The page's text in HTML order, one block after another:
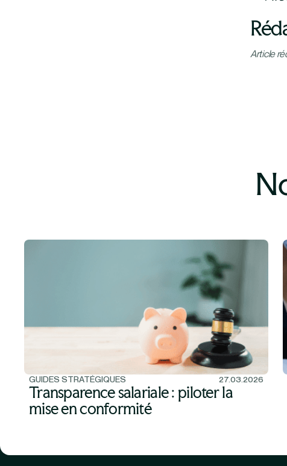
Article
GUIDES STRATÉGIQUES 27.03.2026
Transparence salariale : piloter la
mise en conformité